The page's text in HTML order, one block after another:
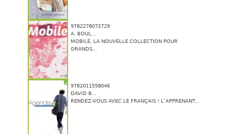
9782278072729
A. BOUL...
MOBILE, LA NOUVELLE COLLECTION POUR
GRANDS...
9782011558046
DAVID B...
RENDEZ-VOUS AVEC LE FRANÇAIS ! L’APPRENANT...